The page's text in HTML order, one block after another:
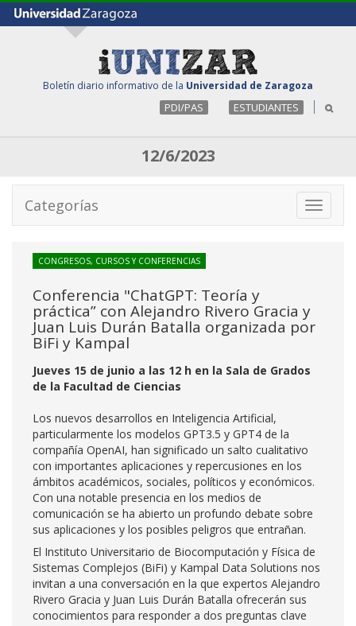
Boletín diario informativo de la Universidad de Zaragoza
PDI/PAS ESTUDIANTES
12/6/2023
Toggle
Categorías
CONGRESOS, CURSOS Y CONFERENCIAS
Conferencia "ChatGPT: Teoría y
práctica” con Alejandro Rivero Gracia y
Juan Luis Durán Batalla organizada por
BiFi y Kampal
Jueves 15 de junio a las 12 h en la Sala de Grados
de la Facultad de Ciencias
Los nuevos desarrollos en Inteligencia Artificial,
particularmente los modelos GPT3.5 y GPT4 de la
compañía OpenAI, han significado un salto cualitativo
con importantes aplicaciones y repercusiones en los
ámbitos académicos, sociales, políticos y económicos.
Con una notable presencia en los medios de
comunicación se ha abierto un profundo debate sobre
sus aplicaciones y los posibles peligros que entrañan.
El Instituto Universitario de Biocomputación y Física de
Sistemas Complejos (BiFi) y Kampal Data Solutions nos
invitan a una conversación en la que expertos Alejandro
Rivero Gracia y Juan Luis Durán Batalla ofrecerán sus
conocimientos para responder a dos preguntas clave